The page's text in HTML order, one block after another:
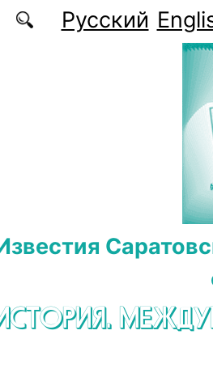
содержаниюРусский